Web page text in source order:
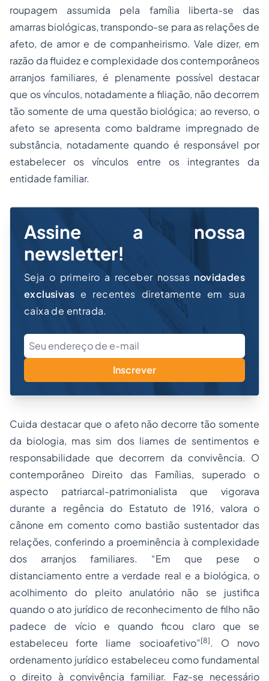
roupagem assumida pela família liberta-se das
amarras biológicas, transpondo-se para as relações de
afeto, de amor e de companheirismo. Vale dizer, em
razão da fluidez e complexidade dos contemporâneos
arranjos familiares, é plenamente possível destacar
que os vínculos, notadamente a filiação, não decorrem
tão somente de uma questão biológica; ao reverso, o
afeto se apresenta como baldrame impregnado de
substância, notadamente quando é responsável por
estabelecer os vínculos entre os integrantes da
entidade familiar.
Assine a nossa
newsletter!
Seja o primeiro a receber nossas novidades
exclusivas e recentes diretamente em sua
caixa de entrada.
Inscrever
Cuida destacar que o afeto não decorre tão somente
da biologia, mas sim dos liames de sentimentos e
responsabilidade que decorrem da convivência. O
contemporâneo Direito das Famílias, superado o
aspecto patriarcal-patrimonialista que vigorava
durante a regência do Estatuto de 1916, valora o
cânone em comento como bastião sustentador das
relações, conferindo a proeminência à complexidade
dos arranjos familiares. “Em que pese o
distanciamento entre a verdade real e a biológica, o
acolhimento do pleito anulatório não se justifica
quando o ato jurídico de reconhecimento de filho não
padece de vício e quando ficou claro que se
estabeleceu forte liame socioafetivo”[8]. O novo
ordenamento jurídico estabeleceu como fundamental
o direito à convivência familiar. Faz-se necessário